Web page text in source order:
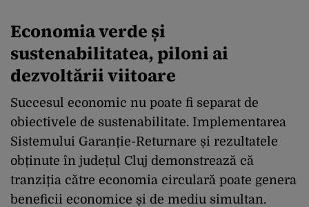
Economia verde și
sustenabilitatea, piloni ai
dezvoltării viitoare
Succesul economic nu poate fi separat de
obiectivele de sustenabilitate. Implementarea
Sistemului Garanție-Returnare și rezultatele
obținute în județul Cluj demonstrează că
tranziția către economia circulară poate genera
beneficii economice și de mediu simultan.